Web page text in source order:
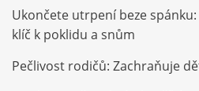
Ukončete utrpení beze
klíč k poklidu a snům
Pečlivost rodičů: Zachraňuje